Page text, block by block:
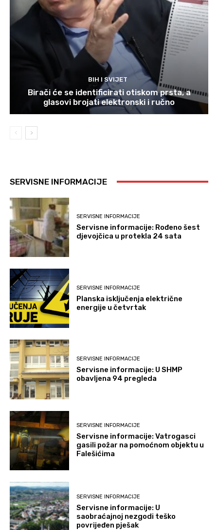
BIH I SVIJET
Birači će se identificirati otiskom prsta, a
glasovi brojati elektronski i ručno
SERVISNE INFORMACIJE
SERVISNE INFORMACIJE
Servisne informacije: Rođeno šest
djevojčica u protekla 24 sata
SERVISNE INFORMACIJE
Planska isključenja električne
energije u četvrtak
SERVISNE INFORMACIJE
Servisne informacije: U SHMP
obavljena 94 pregleda
SERVISNE INFORMACIJE
Servisne informacije: Vatrogasci
gasili požar na pomoćnom objektu u
Falešićima
SERVISNE INFORMACIJE
Servisne informacije: U
saobraćajnoj nezgodi teško
povrijeđen pješak